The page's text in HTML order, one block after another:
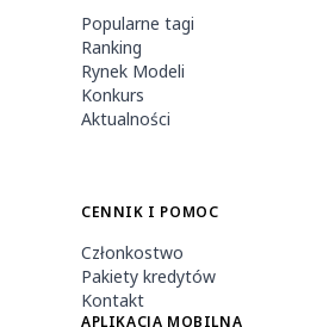
Popularne tagi
Ranking
Rynek Modeli
Konkurs
Aktualności
CENNIK I POMOC
Członkostwo
Pakiety kredytów
Kontakt
APLIKACJA MOBILNA